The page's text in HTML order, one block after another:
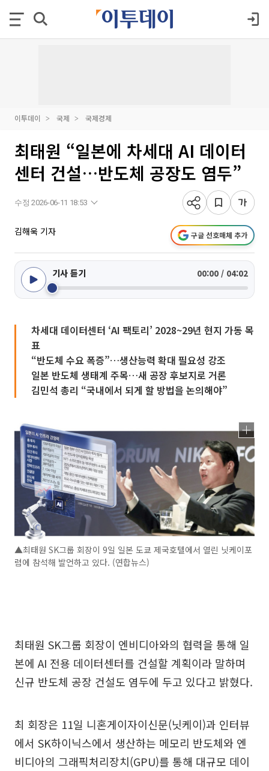
이투데이 국제 국제경제
최태원 “일본에 차세대 AI 데이터
센터 건설…반도체 공장도 염두”
수정 2026-06-11 18:53
김해욱 기자 구글 선호매체 추가
기사 듣기 00:00 / 04:02
차세대 데이터센터 ‘AI 팩토리’ 2028~29년 현지 가동 목
표
“반도체 수요 폭증”…생산능력 확대 필요성 강조
일본 반도체 생태계 주목…새 공장 후보지로 거론
김민석 총리 “국내에서 되게 할 방법을 논의해야”
▲최태원 SK그룹 회장이 9일 일본 도쿄 제국호텔에서 열린 닛케이포
럼에 참석해 발언하고 있다. (연합뉴스)
최태원 SK그룹 회장이 엔비디아와의 협력을 통해 일
본에 AI 전용 데이터센터를 건설할 계획이라 말하며
신규 반도체 공장 건설도 염두에 두고 있다고 밝혔다.
최 회장은 11일 니혼게이자이신문(닛케이)과 인터뷰
에서 SK하이닉스에서 생산하는 메모리 반도체와 엔
비디아의 그래픽처리장치(GPU)를 통해 대규모 데이